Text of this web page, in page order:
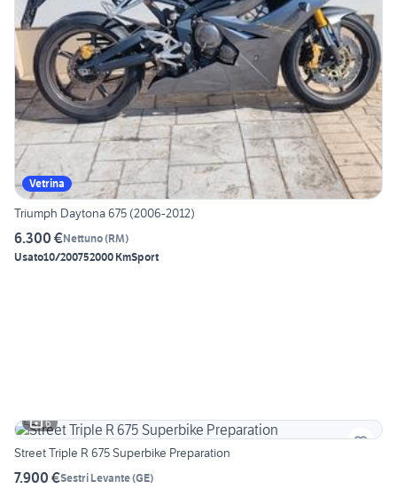
Vetrina
Triumph Daytona 675 (2006-2012)
6.300 €Nettuno(RM)
Usato10/200752000 KmSport
6
Street Triple R 675 Superbike Preparation
7.900 €Sestri Levante(GE)